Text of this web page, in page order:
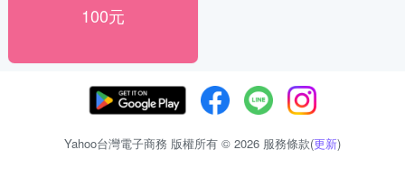
100元
Yahoo台灣電子商務 版權所有 © 2026 服務條款(更新)